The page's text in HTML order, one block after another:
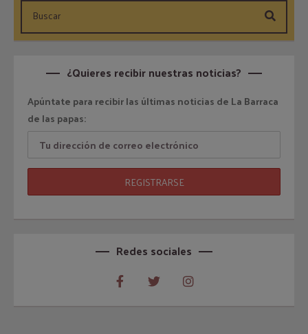
¿Quieres recibir nuestras noticias?
Apúntate para recibir las últimas noticias de La Barraca
de las papas:
Redes sociales